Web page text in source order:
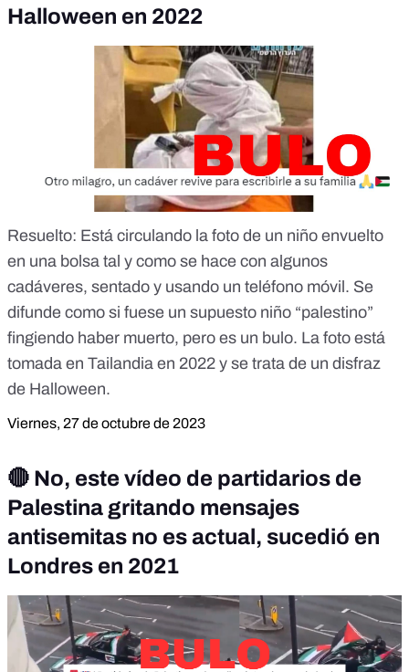
Halloween en 2022
Resuelto: Está circulando la foto de un niño envuelto
en una bolsa tal y como se hace con algunos
cadáveres, sentado y usando un teléfono móvil. Se
difunde como si fuese un supuesto niño “palestino”
fingiendo haber muerto, pero es un bulo. La foto está
tomada en Tailandia en 2022 y se trata de un disfraz
de Halloween.
Viernes, 27 de octubre de 2023
🔴 No, este vídeo de partidarios de
Palestina gritando mensajes
antisemitas no es actual, sucedió en
Londres en 2021